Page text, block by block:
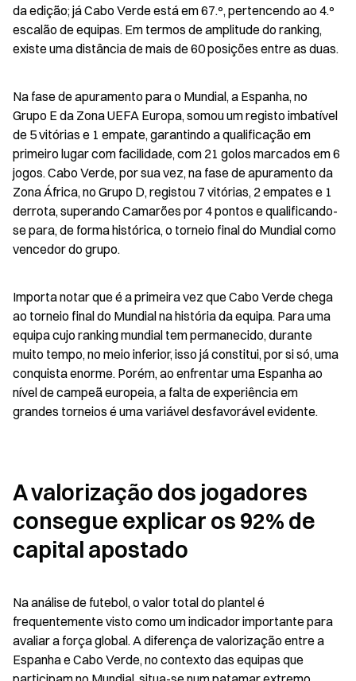
da edição; já Cabo Verde está em 67.º, pertencendo ao 4.º
escalão de equipas. Em termos de amplitude do ranking,
existe uma distância de mais de 60 posições entre as duas.
Na fase de apuramento para o Mundial, a Espanha, no
Grupo E da Zona UEFA Europa, somou um registo imbatível
de 5 vitórias e 1 empate, garantindo a qualificação em
primeiro lugar com facilidade, com 21 golos marcados em 6
jogos. Cabo Verde, por sua vez, na fase de apuramento da
Zona África, no Grupo D, registou 7 vitórias, 2 empates e 1
derrota, superando Camarões por 4 pontos e qualificando-
se para, de forma histórica, o torneio final do Mundial como
vencedor do grupo.
Importa notar que é a primeira vez que Cabo Verde chega
ao torneio final do Mundial na história da equipa. Para uma
equipa cujo ranking mundial tem permanecido, durante
muito tempo, no meio inferior, isso já constitui, por si só, uma
conquista enorme. Porém, ao enfrentar uma Espanha ao
nível de campeã europeia, a falta de experiência em
grandes torneios é uma variável desfavorável evidente.
A valorização dos jogadores
consegue explicar os 92% de
capital apostado
Na análise de futebol, o valor total do plantel é
frequentemente visto como um indicador importante para
avaliar a força global. A diferença de valorização entre a
Espanha e Cabo Verde, no contexto das equipas que